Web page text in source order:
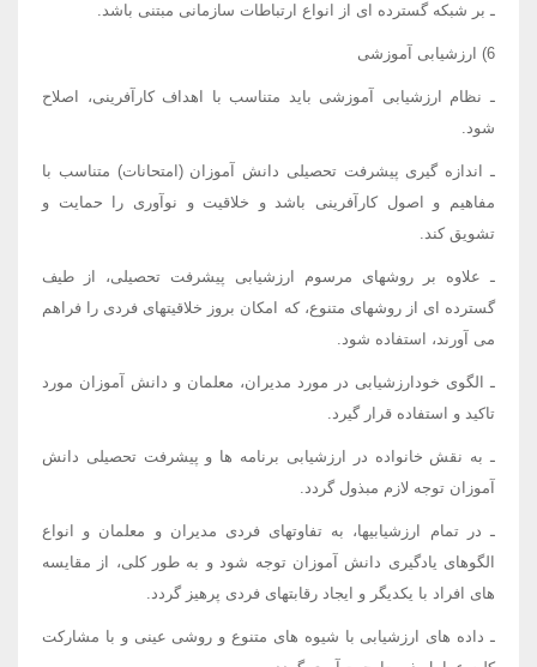
ـ بر شبکه گسترده ای از انواع ارتباطات سازمانی مبتنی باشد.
6) ارزشیابی آموزشی
ـ نظام ارزشیابی آموزشی باید متناسب با اهداف کارآفرینی، اصلاح
شود.
ـ اندازه گیری پیشرفت تحصیلی دانش آموزان (امتحانات) متناسب با
مفاهیم و اصول کارآفرینی باشد و خلاقیت و نوآوری را حمایت و
تشویق کند.
ـ علاوه بر روشهای مرسوم ارزشیابی پیشرفت تحصیلی، از طیف
گسترده ای از روشهای متنوع، که امکان بروز خلاقیتهای فردی را فراهم
می آورند، استفاده شود.
ـ الگوی خودارزشیابی در مورد مدیران، معلمان و دانش آموزان مورد
تاکید و استفاده قرار گیرد.
ـ به نقش خانواده در ارزشیابی برنامه ها و پیشرفت تحصیلی دانش
آموزان توجه لازم مبذول گردد.
ـ در تمام ارزشیابیها، به تفاوتهای فردی مدیران و معلمان و انواع
الگوهای یادگیری دانش آموزان توجه شود و به طور کلی، از مقایسه
های افراد با یکدیگر و ایجاد رقابتهای فردی پرهیز گردد.
ـ داده های ارزشیابی با شیوه های متنوع و روشی عینی و با مشارکت